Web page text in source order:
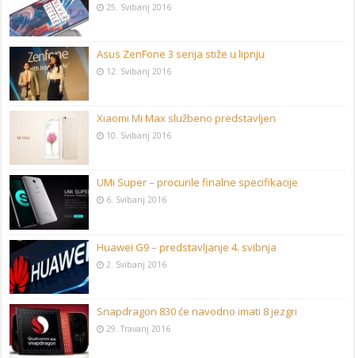
25. Svibanj 2016
Asus ZenFone 3 serija stiže u lipnju
12. Svibanj 2016
Xiaomi Mi Max službeno predstavljen
10. Svibanj 2016
UMi Super – procurile finalne specifikacije
6. Svibanj 2016
Huawei G9 – predstavljanje 4. svibnja
2. Svibanj 2016
Snapdragon 830 će navodno imati 8 jezgri
29. Travanj 2016